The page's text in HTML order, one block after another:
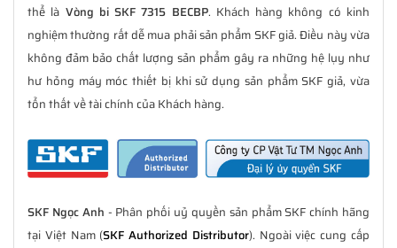
thể là Vòng bi SKF 7315 BECBP. Khách hàng không có kinh
nghiệm thường rất dễ mua phải sản phẩm SKF giả. Điều này vừa
không đảm bảo chất lượng sản phẩm gây ra những hệ lụy như
hư hỏng máy móc thiết bị khi sử dụng sản phẩm SKF giả, vừa
tổn thất về tài chính của Khách hàng.
SKF Ngọc Anh - Phân phối uỷ quyền sản phẩm SKF chính hãng
tại Việt Nam (SKF Authorized Distributor). Ngoài việc cung cấp